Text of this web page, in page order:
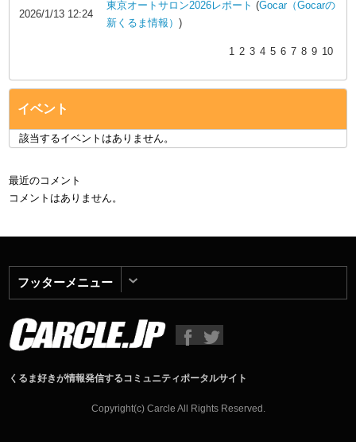
2026/1/13 12:24
東京オートサロン2026レポート (Gocar（Gocarの
新くるま情報）)
1 2 3 4 5 6 7 8 9 10
イベント
該当するイベントはありません。
最近のコメント
コメントはありません。
フッターメニュー
くるま好きが情報発信するコミュニティポータルサイト
Copyright(c) Carcle All Rights Reserved.